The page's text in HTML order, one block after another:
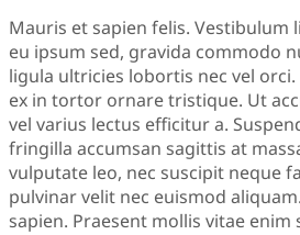
Mauris et sapien felis. Vestibulum
eu ipsum sed, gravida commodo
ligula ultricies lobortis nec vel
ex in tortor ornare tristique. Ut
vel varius lectus efficitur a.
fringilla accumsan sagittis at
vulputate leo, nec suscipit neque
pulvinar velit nec euismod
sapien. Praesent mollis vitae